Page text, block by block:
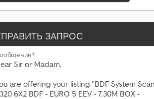
ЗАПРОС